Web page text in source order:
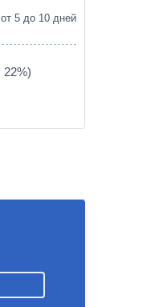
от 5 до 10 дней